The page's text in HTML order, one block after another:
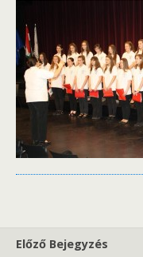
Előző Bejegyzés